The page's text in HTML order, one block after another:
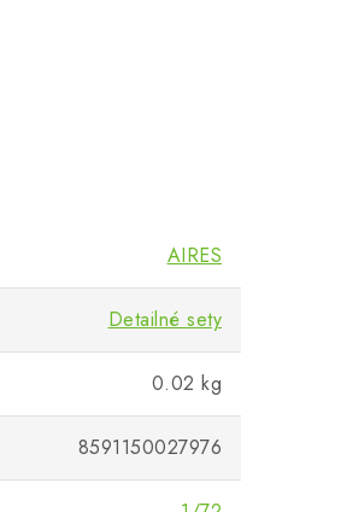
AIRES
Detailné sety
0.02 kg
8591150027976